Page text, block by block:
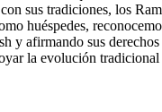
sus tradiciones, los
huéspedes,
y afirmando sus
la evolución